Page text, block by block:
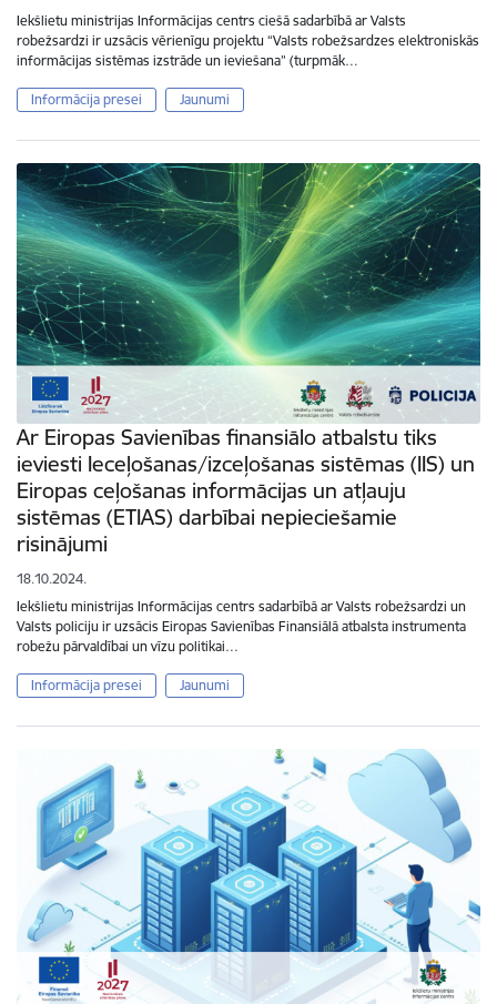
Iekšlietu ministrijas Informācijas centrs ciešā sadarbībā ar Valsts
robežsardzi ir uzsācis vērienīgu projektu “Valsts robežsardzes elektroniskās
informācijas sistēmas izstrāde un ieviešana” (turpmāk…
Informācija presei Jaunumi
Ar Eiropas Savienības finansiālo atbalstu tiks
ieviesti Ieceļošanas/izceļošanas sistēmas (IIS) un
Eiropas ceļošanas informācijas un atļauju
sistēmas (ETIAS) darbībai nepieciešamie
risinājumi
18.10.2024.
Iekšlietu ministrijas Informācijas centrs sadarbībā ar Valsts robežsardzi un
Valsts policiju ir uzsācis Eiropas Savienības Finansiālā atbalsta instrumenta
robežu pārvaldībai un vīzu politikai…
Informācija presei Jaunumi